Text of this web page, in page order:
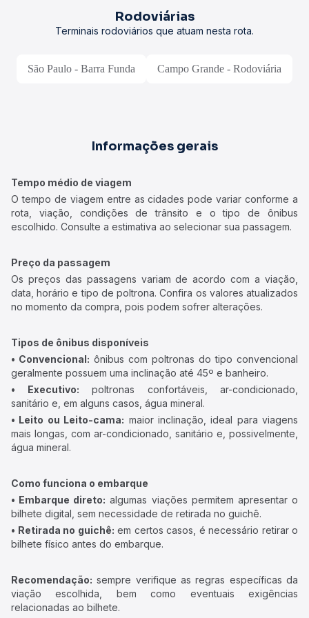
Rodoviárias
Terminais rodoviários que atuam nesta rota.
São Paulo - Barra Funda Campo Grande - Rodoviária
Informações gerais
Tempo médio de viagem
O tempo de viagem entre as cidades pode variar conforme a
rota, viação, condições de trânsito e o tipo de ônibus
escolhido. Consulte a estimativa ao selecionar sua passagem.
Preço da passagem
Os preços das passagens variam de acordo com a viação,
data, horário e tipo de poltrona. Confira os valores atualizados
no momento da compra, pois podem sofrer alterações.
Tipos de ônibus disponíveis
• Convencional: ônibus com poltronas do tipo convencional
geralmente possuem uma inclinação até 45º e banheiro.
• Executivo: poltronas confortáveis, ar-condicionado,
sanitário e, em alguns casos, água mineral.
• Leito ou Leito-cama: maior inclinação, ideal para viagens
mais longas, com ar-condicionado, sanitário e, possivelmente,
água mineral.
Como funciona o embarque
• Embarque direto: algumas viações permitem apresentar o
bilhete digital, sem necessidade de retirada no guichê.
• Retirada no guichê: em certos casos, é necessário retirar o
bilhete físico antes do embarque.
Recomendação: sempre verifique as regras específicas da
viação escolhida, bem como eventuais exigências
relacionadas ao bilhete.